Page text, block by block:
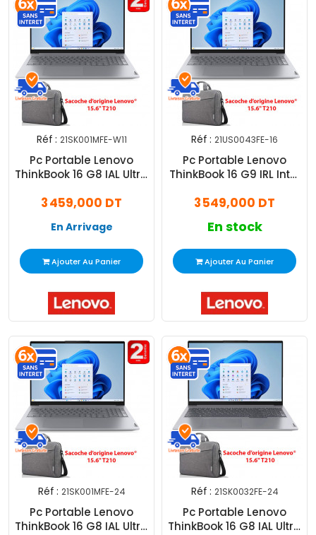
Réf : 21SK001MFE-W11
Pc Portable Lenovo
ThinkBook 16 G8 IAL Ultra
Windows 11 Pro
3 459,000 DT
En Arrivage
Ajouter Au Panier
Réf : 21US0043FE-16
Pc Portable Lenovo
ThinkBook 16 G9 IRL Intel
3 549,000 DT
En stock
Ajouter Au Panier
Réf : 21SK001MFE-24
Pc Portable Lenovo
ThinkBook 16 G8 IAL Ultra
Réf : 21SK0032FE-24
Pc Portable Lenovo
ThinkBook 16 G8 IAL Ultra